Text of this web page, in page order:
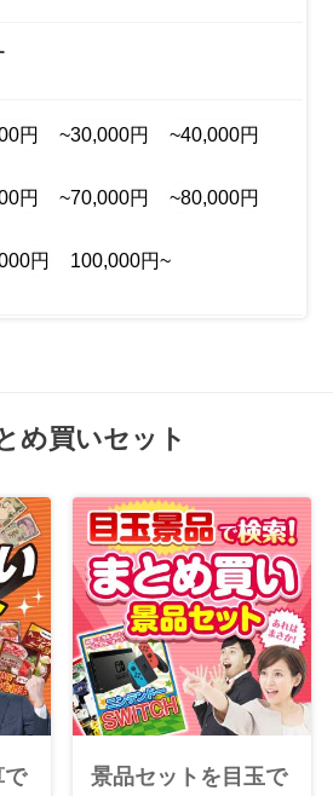
円 ~30,000円 ~40,000円
円 ~70,000円 ~80,000円
円 100,000円~
め買いセット
で
景品セットを目玉で